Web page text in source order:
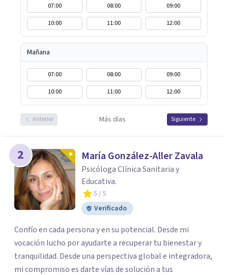
07:00 08:00
09:00
10:00
11:00 12:00
Mañana
07:00 08:00
09:00
10:00
11:00 12:00
Anterior Más días Siguiente
2 María González-Aller Zavala
Psicóloga Clínica Sanitaria y
Educativa.
5 / 5
Verificado
Confío en cada persona y en su potencial. Desde mi
vocación lucho por ayudarte a recuperar tu bienestar y
tranquilidad. Desde una perspectiva global e integradora,
mi compromiso es darte vías de solución a tus